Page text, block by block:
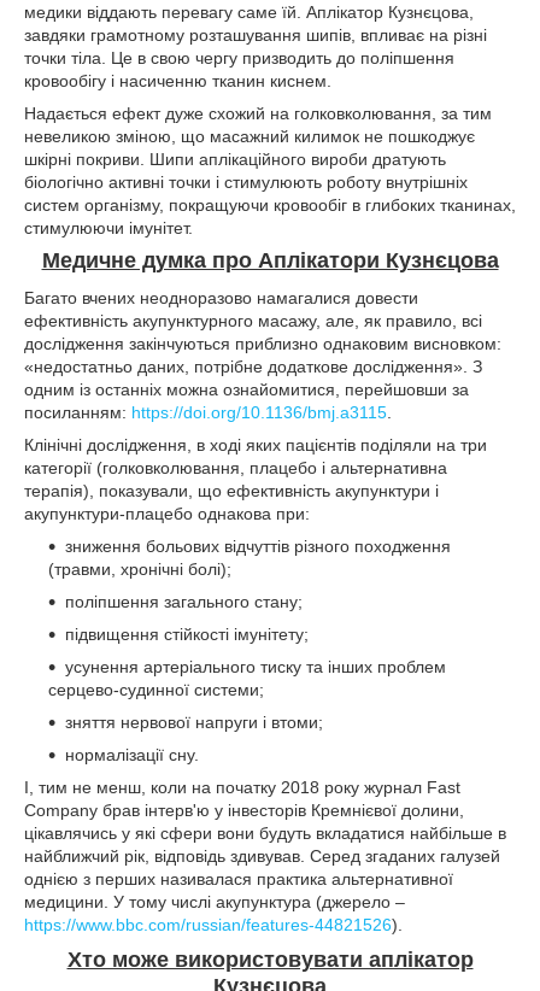
медики віддають перевагу саме їй. Аплікатор Кузнєцова,
завдяки грамотному розташування шипів, впливає на різні
точки тіла. Це в свою чергу призводить до поліпшення
кровообігу і насиченню тканин киснем.
Надається ефект дуже схожий на голковколювання, за тим
невеликою зміною, що масажний килимок не пошкоджує
шкірні покриви. Шипи аплікаційного вироби дратують
біологічно активні точки і стимулюють роботу внутрішніх
систем організму, покращуючи кровообіг в глибоких тканинах,
стимулюючи імунітет.
Медичне думка про Аплікатори Кузнєцова
Багато вчених неодноразово намагалися довести
ефективність акупунктурного масажу, але, як правило, всі
дослідження закінчуються приблизно однаковим висновком:
«недостатньо даних, потрібне додаткове дослідження». З
одним із останніх можна ознайомитися, перейшовши за
посиланням: https://doi.org/10.1136/bmj.a3115
Клінічні дослідження, в ході яких пацієнтів поділяли на три
категорії (голковколювання, плацебо і альтернативна
терапія), показували, що ефективність акупунктури і
акупунктури-плацебо однакова при:
зниження больових відчуттів різного походження
(травми, хронічні болі);
поліпшення загального стану;
підвищення стійкості імунітету;
усунення артеріального тиску та інших проблем
серцево-судинної системи;
зняття нервової напруги і втоми;
нормалізації сну.
І, тим не менш, коли на початку 2018 року журнал Fast
Company брав інтерв'ю у інвесторів Кремнієвої долини,
цікавлячись у які сфери вони будуть вкладатися найбільше в
найближчий рік, відповідь здивував. Серед згаданих галузей
однією з перших називалася практика альтернативної
медицини. У тому числі акупунктура (джерело –
https://www.bbc.com/russian/features-44821526).
Хто може використовувати аплікатор
Кузнєцова